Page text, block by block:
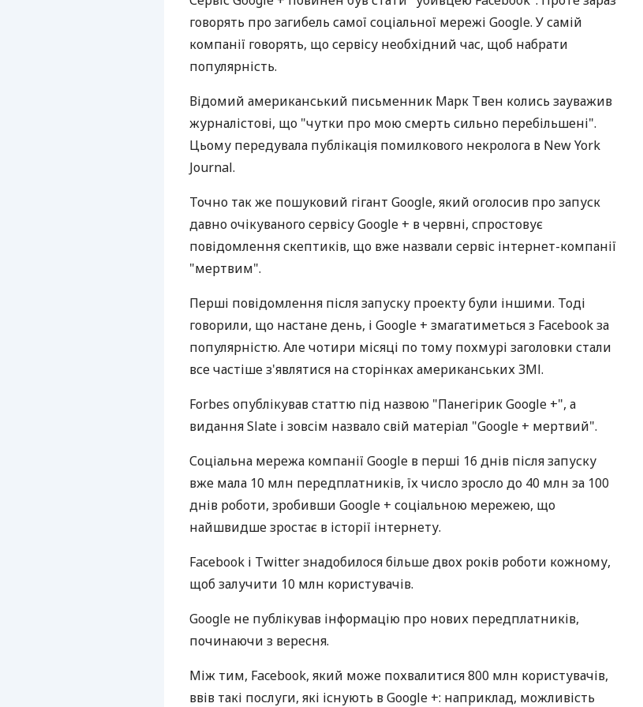
РЕЙТИНГ ДЕБЕТОВИХ
КАРТОК
ПУТІВНИКИ ПО
говорять про загибель самої соціальної мережі Google. У самій
компанії говорять, що сервісу необхідний час, щоб набрати
популярність.
Відомий американський письменник Марк Твен колись зауважив
журналістові, що "чутки про мою смерть сильно перебільшені".
Цьому передувала публікація помилкового некролога в New York
Journal.
Точно так же пошуковий гігант Google, який оголосив про запуск
давно очікуваного сервісу Google + в червні, спростовує
повідомлення скептиків, що вже назвали сервіс інтернет-компанії
"мертвим".
Перші повідомлення після запуску проекту були іншими. Тоді
говорили, що настане день, і Google + змагатиметься з Facebook за
популярністю. Але чотири місяці по тому похмурі заголовки стали
все частіше з'являтися на сторінках американських ЗМІ.
Forbes опублікував статтю під назвою "Панегірик Google +", а
видання Slate і зовсім назвало свій матеріал "Google + мертвий".
Соціальна мережа компанії Google в перші 16 днів після запуску
вже мала 10 млн передплатників, їх число зросло до 40 млн за 100
днів роботи, зробивши Google + соціальною мережею, що
найшвидше зростає в історії інтернету.
Facebook і Twitter знадобилося більше двох років роботи кожному,
щоб залучити 10 млн користувачів.
Google не публікував інформацію про нових передплатників,
починаючи з вересня.
Між тим, Facebook, який може похвалитися 800 млн користувачів,
ввів такі послуги, які існують в Google +: наприклад, можливість